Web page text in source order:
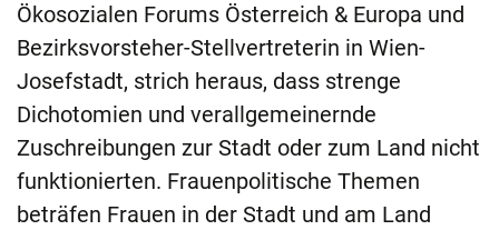
Ökosozialen Forums Österreich & Europa und
Bezirksvorsteher-Stellvertreterin in Wien-
Josefstadt, strich heraus, dass strenge
Dichotomien und verallgemeinernde
Zuschreibungen zur Stadt oder zum Land nicht
funktionierten. Frauenpolitische Themen
beträfen Frauen in der Stadt und am Land